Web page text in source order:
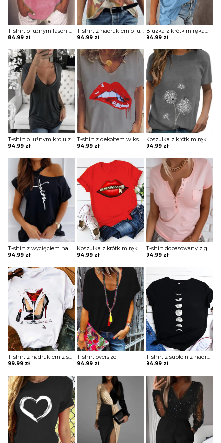
T-shirt o luźnym fasonie z nadrukiem
84.99 zł
T-shirt z nadrukiem o luźnym kroju z dekoltem w kształcie litery V
94.99 zł
Bluzka z krótkim rękawem o długim luźnym kroju z odkrytym ramieniem
94.99 zł
T-shirt o luźnym kroju z dużym dekoltem
94.99 zł
T-shirt z dekoltem w kształcie litery V z nadrukiem
94.99 zł
Koszulka z krótkim rękawem o prostym kroju z nadrukiem
94.99 zł
T-shirt z wycięciem na ramieniu z napisem
94.99 zł
Koszulka z krótkim rękawem z obrazkiem
94.99 zł
T-shirt dopasowany z guzikami
94.99 zł
T-shirt z nadrukiem z supłem
99.99 zł
T-shirt oversize
94.99 zł
T-shirt z supłem z nadrukiem
94.99 zł